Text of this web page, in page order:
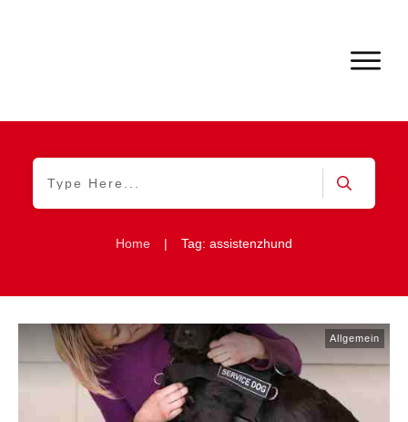
Home | Tag: assistenzhund
Allgemein